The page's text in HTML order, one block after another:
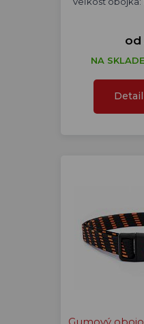
od
NA